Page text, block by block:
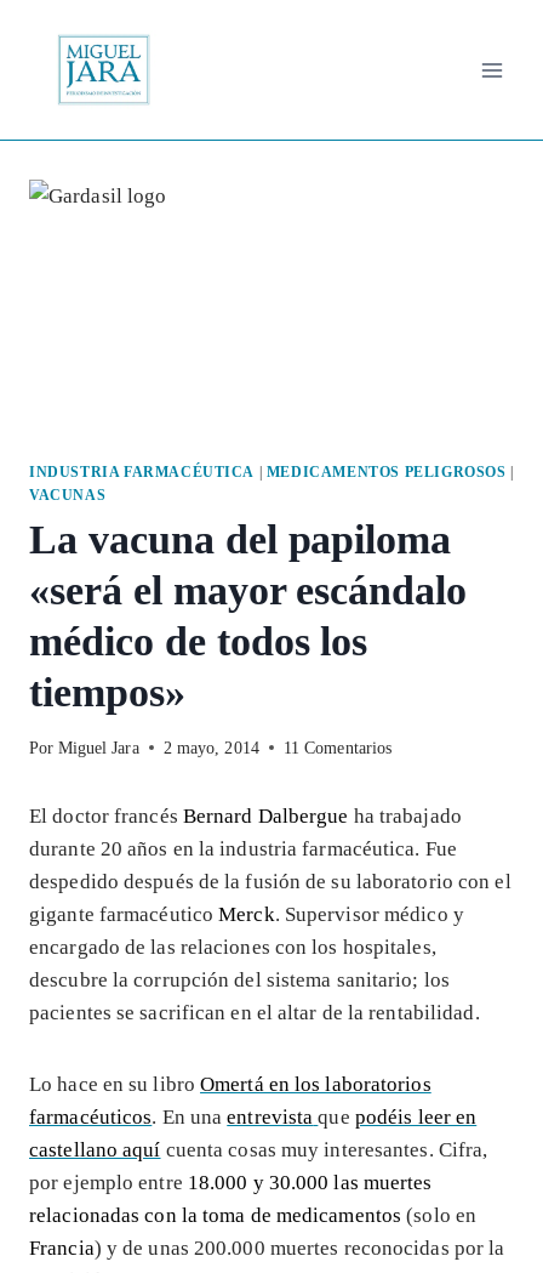
contenido
INDUSTRIA FARMACÉUTICA MEDICAMENTOS PELIGROSOS
VACUNAS
La vacuna del papiloma
«será el mayor escándalo
médico de todos los
tiempos»
Por Miguel Jara 2 mayo, 2014 11 Comentarios
El doctor francés Bernard Dalbergue ha trabajado
durante 20 años en la industria farmacéutica. Fue
despedido después de la fusión de su laboratorio con el
gigante farmacéuticoMerck. Supervisor médico y
encargado de las relaciones con los hospitales,
descubre la corrupción del sistema sanitario; los
pacientes se sacrifican en el altar de la rentabilidad.
Lo hace en su libroOmertá en los laboratorios
farmacéuticos. En unaentrevista que podéis leer en
castellano aquí cuenta cosas muy interesantes. Cifra,
por ejemplo entre 18.000 y 30.000 las muertes
relacionadas con la toma de medicamentos (solo en
Francia) y de unas 200.000 muertes reconocidas por la